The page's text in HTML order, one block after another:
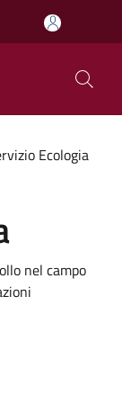
Ecologia
nel campo